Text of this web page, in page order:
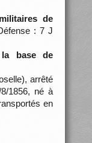
de
: 7 J
la base de
arrêté
1856, né à
en